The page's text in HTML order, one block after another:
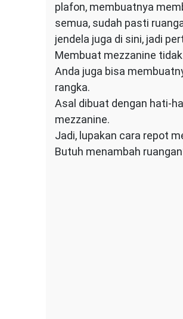
plafon, membuatnya
semua, sudah pasti
jendela juga di sini, jadi
Membuat mezzanine
Anda juga bisa
rangka.
Asal dibuat dengan hati-
mezzanine.
Jadi, lupakan cara repot
Butuh menambah